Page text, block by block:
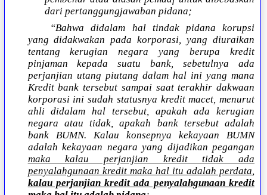
dari pertanggungjawaban pidana;
“Bahwa didalam hal tindak pidana korupsi
yang didakwakan pada korporasi, yang diuraikan
tentang kerugian negara yang berupa kredit
pinjaman kepada suatu bank, sebetulnya ada
perjanjian utang piutang dalam hal ini yang mana
Kredit bank tersebut sampai saat terakhir dakwaan
korporasi ini sudah statusnya kredit macet, menurut
ahli didalam hal tersebut, apakah ada kerugian
negara atau tidak, apakah bank tersebut adalah
bank BUMN. Kalau konsepnya kekayaan BUMN
adalah kekayaan negara yang dijadikan pegangan
maka kalau perjanjian kredit tidak ada
penyalahgunaan kredit maka hal itu adalah perdata,
kalau perjanjian kredit ada penyalahgunaan kredit